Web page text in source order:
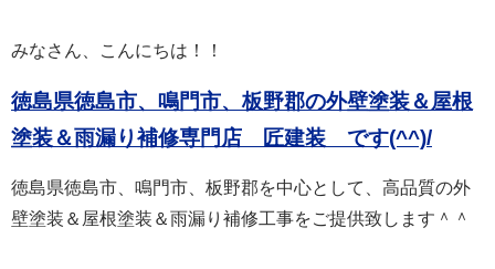
みなさん、こんにちは！！
徳島県徳島市、鳴門市、板野郡の外壁塗装＆屋根
塗装＆雨漏り補修専門店 匠建装 です(^^)/
徳島県徳島市、鳴門市、板野郡を中心として、高品質の外
壁塗装＆屋根塗装＆雨漏り補修工事をご提供致します＾＾